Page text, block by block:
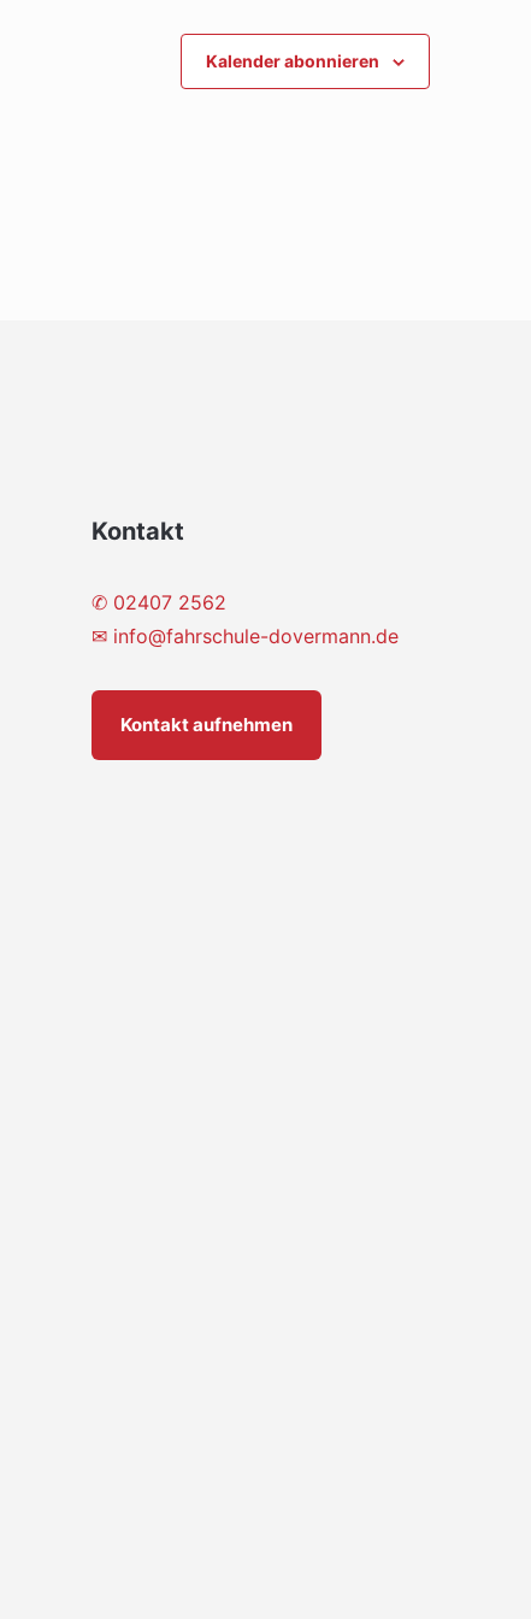
Kalender abonnieren
Kontakt
✆ 02407 2562
✉ info@fahrschule-dovermann.de
Kontakt aufnehmen